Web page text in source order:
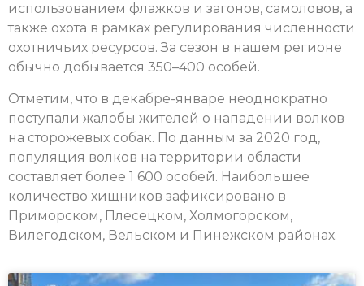
использованием флажков и загонов, самоловов, а
также охота в рамках регулирования численности
охотничьих ресурсов. За сезон в нашем регионе
обычно добывается 350–400 особей.
Отметим, что в декабре-январе неоднократно
поступали жалобы жителей о нападении волков
на сторожевых собак. По данным за 2020 год,
популяция волков на территории области
составляет более 1 600 особей. Наибольшее
количество хищников зафиксировано в
Приморском, Плесецком, Холмогорском,
Вилегодском, Вельском и Пинежском районах.